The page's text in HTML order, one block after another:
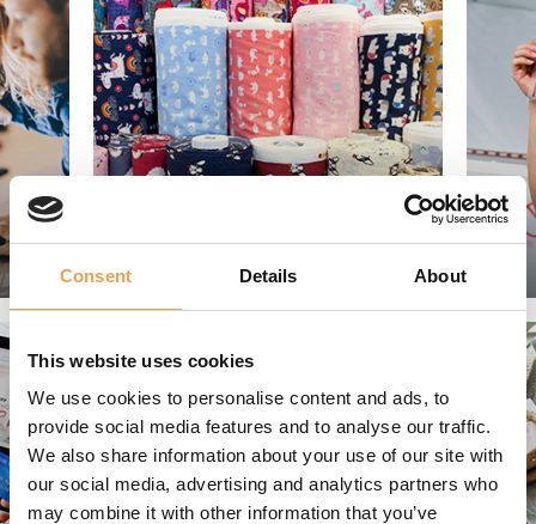
Consent Details About
This website uses cookies
We use cookies to personalise content and ads, to
provide social media features and to analyse our traffic.
We also share information about your use of our site with
our social media, advertising and analytics partners who
may combine it with other information that you’ve
TEXTILE PRODUCTIONSERVER